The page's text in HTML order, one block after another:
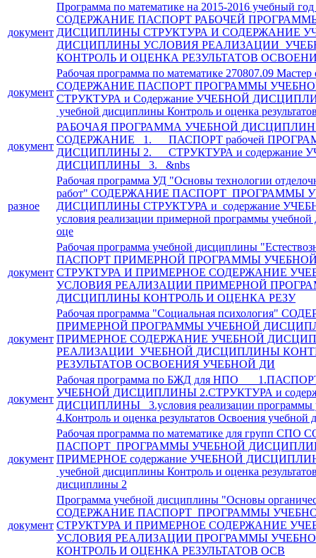
документ
Программа по математике на 2015-2016 учебный
СОДЕРЖАНИЕ ПАСПОРТ РАБОЧЕЙ
ДИСЦИПЛИНЫ СТРУКТУРА И СОДЕРЖАНИЕ
ДИСЦИПЛИНЫ УСЛОВИЯ РЕАЛИЗАЦИИ
КОНТРОЛЬ И ОЦЕНКА РЕЗУЛЬТАТОВ
документ
Рабочая программа по математике 270807.09
СОДЕРЖАНИЕ ПАСПОРТ ПРОГРАММЫ
СТРУКТУРА и Содержание УЧЕБНОЙ
учебной дисциплины Контроль и оценка
документ
РАБОЧАЯ ПРОГРАММА УЧЕБНОЙ
СОДЕРЖАНИЕ 1. ПАСПОРТ рабочей
ДИСЦИПЛИНЫ 2. СТРУКТУРА и содержание
ДИСЦИПЛИНЫ 3. &nbs
разное
Рабочая программа УД "Основы технологии
работ" СОДЕРЖАНИЕ ПАСПОРТ ПРОГРАММЫ
ДИСЦИПЛИНЫ СТРУКТУРА и содержание
условия реализации примерной программы
оце
документ
Рабочая программа учебной дисциплины
ПАСПОРТ ПРИМЕРНОЙ ПРОГРАММЫ
СТРУКТУРА И ПРИМЕРНОЕ СОДЕРЖАНИЕ
УСЛОВИЯ РЕАЛИЗАЦИИ ПРИМЕРНОЙ
ДИСЦИПЛИНЫ КОНТРОЛЬ И ОЦЕНКА РЕЗУ
документ
Рабочая программа "Социальная психология"
ПРИМЕРНОЙ ПРОГРАММЫ УЧЕБНОЙ
ПРИМЕРНОЕ СОДЕРЖАНИЕ УЧЕБНОЙ
РЕАЛИЗАЦИИ УЧЕБНОЙ ДИСЦИПЛИНЫ
РЕЗУЛЬТАТОВ ОСВОЕНИЯ УЧЕБНОЙ ДИ
документ
Рабочая программа по БЖД для НПО
УЧЕБНОЙ ДИСЦИПЛИНЫ 2.СТРУКТУРА и
ДИСЦИПЛИНЫ 3.условия реализации программы
4.Контроль и оценка результатов Освоения учебной
документ
Рабочая программа по математике для групп
ПАСПОРТ ПРОГРАММЫ УЧЕБНОЙ
ПРИМЕРНОЕ содержание УЧЕБНОЙ ДИСЦИПЛИНЫ
учебной дисциплины Контроль и оценка
дисциплины 2
документ
Программа учебной дисциплины "Основы
СОДЕРЖАНИЕ ПАСПОРТ ПРОГРАММЫ
СТРУКТУРА И ПРИМЕРНОЕ СОДЕРЖАНИЕ
УСЛОВИЯ РЕАЛИЗАЦИИ ПРОГРАММЫ
КОНТРОЛЬ И ОЦЕНКА РЕЗУЛЬТАТОВ ОСВ